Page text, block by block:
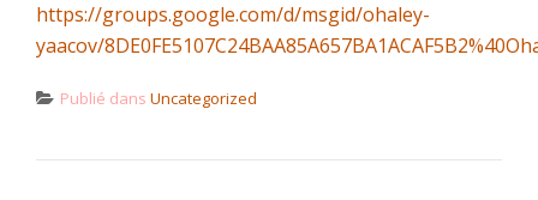
https://groups.google.com/d/msgid/ohaley-
yaacov/
Publié dans Uncategorized